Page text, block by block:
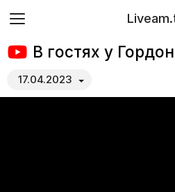
В гостях у
17.04.2023